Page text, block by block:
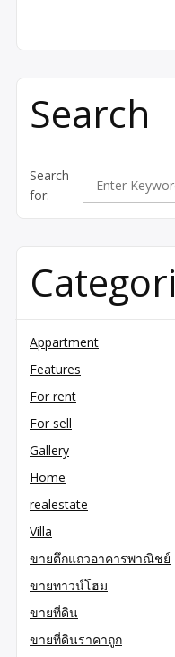
Search
Search
for:
Appartment
Features
For rent
For sell
Gallery
Home
realestate
Villa
ขายตึกแถวอาคารพาณิชย์
ขายทาวน์โฮม
ขายที่ดิน
ขายที่ดินราคาถูก